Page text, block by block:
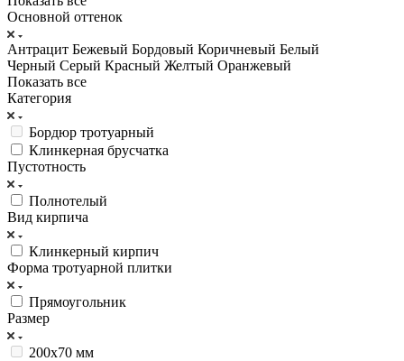
Основной оттенок
Антрацит Бежевый Бордовый Коричневый Белый
Черный Серый Красный Желтый Оранжевый
Показать все
Категория
Бордюр тротуарный
Клинкерная брусчатка
Пустотность
Полнотелый
Вид кирпича
Клинкерный кирпич
Форма тротуарной плитки
Прямоугольник
Размер
200x70 мм